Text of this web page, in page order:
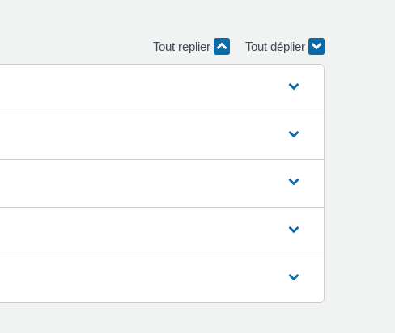
Tout replier Tout déplier